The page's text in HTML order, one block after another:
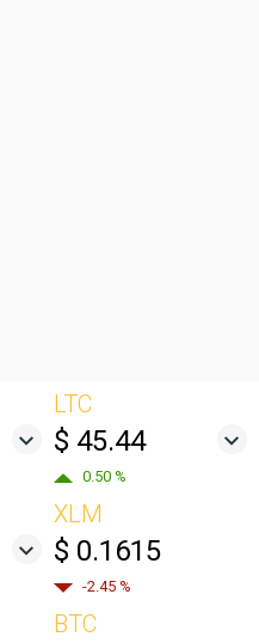
LTC
$ 45.44
0.50 %
XLM
$ 0.1615
-2.45 %
BTC